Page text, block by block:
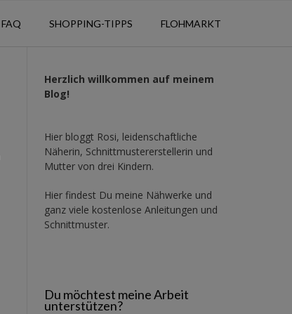
FAQ SHOPPING-TIPPS FLOHMARKT
Herzlich willkommen auf meinem
Blog!
Hier bloggt Rosi, leidenschaftliche
Näherin, Schnittmustererstellerin und
Mutter von drei Kindern.
Hier findest Du meine Nähwerke und
ganz viele kostenlose Anleitungen und
Schnittmuster.
Du möchtest meine Arbeit
unterstützen?